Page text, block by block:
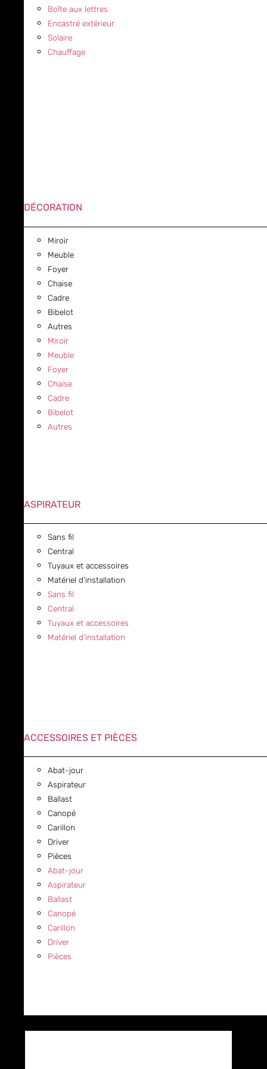
Boîte aux lettres
Encastré extérieur
Solaire
Chauffage
DÉCORATION
Miroir
Meuble
Foyer
Chaise
Cadre
Bibelot
Autres
Miroir
Meuble
Foyer
Chaise
Cadre
Bibelot
Autres
ASPIRATEUR
Sans fil
Central
Tuyaux et accessoires
Matériel d’installation
Sans fil
Central
Tuyaux et accessoires
Matériel d’installation
ACCESSOIRES ET PIÈCES
Abat-jour
Aspirateur
Ballast
Canopé
Carillon
Driver
Pièces
Abat-jour
Aspirateur
Ballast
Canopé
Carillon
Driver
Pièces